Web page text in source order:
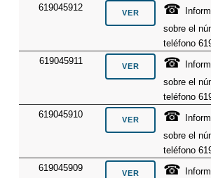
619045912
☎
sobre el
teléfono
619045911
☎
sobre el
teléfono
619045910
☎
sobre el
teléfono
619045909
☎